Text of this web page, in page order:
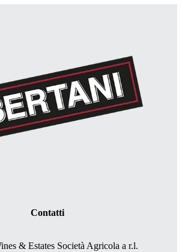
Contatti
& Estates Società Agricola a r.l.